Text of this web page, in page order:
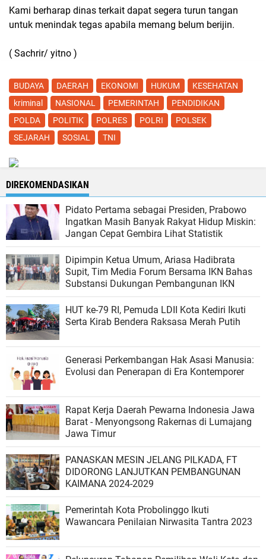
Kami berharap dinas terkait dapat segera turun tangan
untuk menindak tegas apabila memang belum berijin.
( Sachrir/ yitno )
BUDAYA DAERAH EKONOMI HUKUM
KESEHATAN
kriminal
NASIONAL PEMERINTAH
PENDIDIKAN
POLDA
POLITIK POLRES POLRI
POLSEK
SEJARAH
SOSIAL TNI
DIREKOMENDASIKAN
Pidato Pertama sebagai Presiden, Prabowo
Ingatkan Masih Banyak Rakyat Hidup Miskin:
Jangan Cepat Gembira Lihat Statistik
Dipimpin Ketua Umum, Ariasa Hadibrata
Supit, Tim Media Forum Bersama IKN Bahas
Substansi Dukungan Pembangunan IKN
HUT ke-79 RI, Pemuda LDII Kota Kediri Ikuti
Serta Kirab Bendera Raksasa Merah Putih
Generasi Perkembangan Hak Asasi Manusia:
Evolusi dan Penerapan di Era Kontemporer
Rapat Kerja Daerah Pewarna Indonesia Jawa
Barat - Menyongsong Rakernas di Lumajang
Jawa Timur
PANASKAN MESIN JELANG PILKADA, FT
DIDORONG LANJUTKAN PEMBANGUNAN
KAIMANA 2024-2029
Pemerintah Kota Probolinggo Ikuti
Wawancara Penilaian Nirwasita Tantra 2023